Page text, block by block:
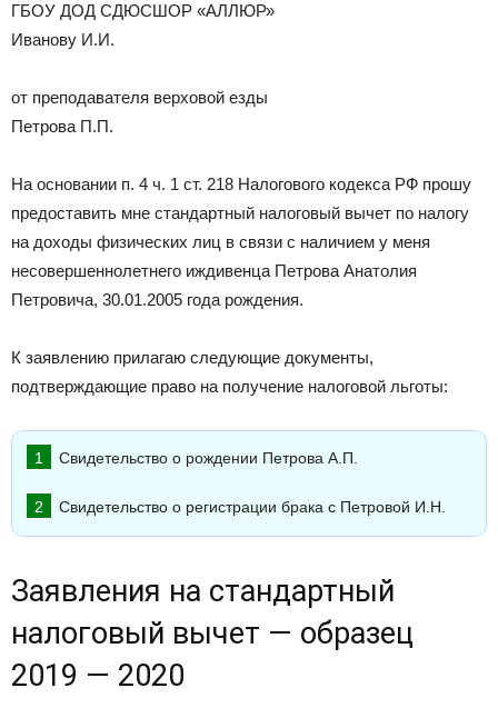
ГБОУ ДОД СДЮСШОР «АЛЛЮР»
Иванову И.И.
от преподавателя верховой езды
Петрова П.П.
На основании п. 4 ч. 1 ст. 218 Налогового кодекса РФ прошу
предоставить мне стандартный налоговый вычет по налогу
на доходы физических лиц в связи с наличием у меня
несовершеннолетнего иждивенца Петрова Анатолия
Петровича, 30.01.2005 года рождения.
К заявлению прилагаю следующие документы,
подтверждающие право на получение налоговой льготы:
Свидетельство о рождении Петрова А.П.
Свидетельство о регистрации брака с Петровой И.Н.
Заявления на стандартный
налоговый вычет — образец
2019 — 2020